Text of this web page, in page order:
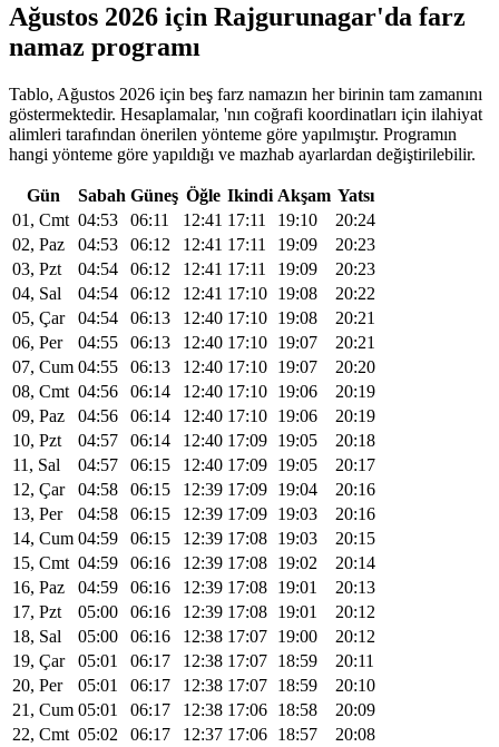
Ağustos 2026 için Rajgurunagar'da farz
namaz programı
Tablo, Ağustos 2026 için beş farz namazın her birinin tam zamanını
göstermektedir. Hesaplamalar, 'nın coğrafi koordinatları için ilahiyat
alimleri tarafından önerilen yönteme göre yapılmıştır. Programın
hangi yönteme göre yapıldığı ve mazhab ayarlardan değiştirilebilir.
Gün Sabah Güneş Öğle Ikindi Akşam Yatsı
01, Cmt 04:53 06:11 12:41 17:11 19:10
20:24
02, Paz
04:53 06:12 12:41 17:11 19:09
20:23
03, Pzt
04:54 06:12 12:41 17:11 19:09
20:23
04, Sal
04:54 06:12 12:41 17:10 19:08
20:22
05, Çar
04:54 06:13 12:40 17:10 19:08
20:21
06, Per
04:55 06:13 12:40 17:10 19:07
20:21
07, Cum 04:55 06:13 12:40 17:10 19:07
20:20
08, Cmt 04:56 06:14 12:40 17:10 19:06
20:19
09, Paz
04:56 06:14 12:40 17:10 19:06
20:19
10, Pzt
04:57 06:14 12:40 17:09 19:05
20:18
11, Sal
04:57 06:15 12:40 17:09 19:05
20:17
12, Çar
04:58 06:15 12:39 17:09 19:04
20:16
13, Per
04:58 06:15 12:39 17:09 19:03
20:16
14, Cum 04:59 06:15 12:39 17:08 19:03
20:15
15, Cmt 04:59 06:16 12:39 17:08 19:02
20:14
16, Paz
04:59 06:16 12:39 17:08 19:01
20:13
17, Pzt
05:00 06:16 12:39 17:08 19:01
20:12
18, Sal
05:00 06:16 12:38 17:07 19:00
20:12
19, Çar
05:01 06:17 12:38 17:07 18:59
20:11
20, Per
05:01 06:17 12:38 17:07 18:59
20:10
21, Cum 05:01 06:17 12:38 17:06 18:58
20:09
22, Cmt 05:02 06:17 12:37 17:06 18:57
20:08